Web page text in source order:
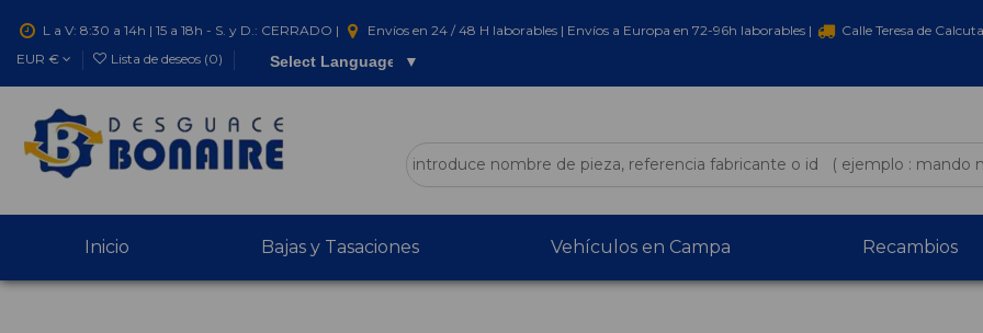
L a V: 8:30 a 14h | 15 a 18h - S. y D.: CERRADO | Envíos en 24 / 48 H laborables | Envíos a Europa en 72-96h laborables |
Calle Teresa de
EUR €
Lista de deseos (0) Select Language ▼
Inicio Bajas y Tasaciones Vehículos en Campa Recambios